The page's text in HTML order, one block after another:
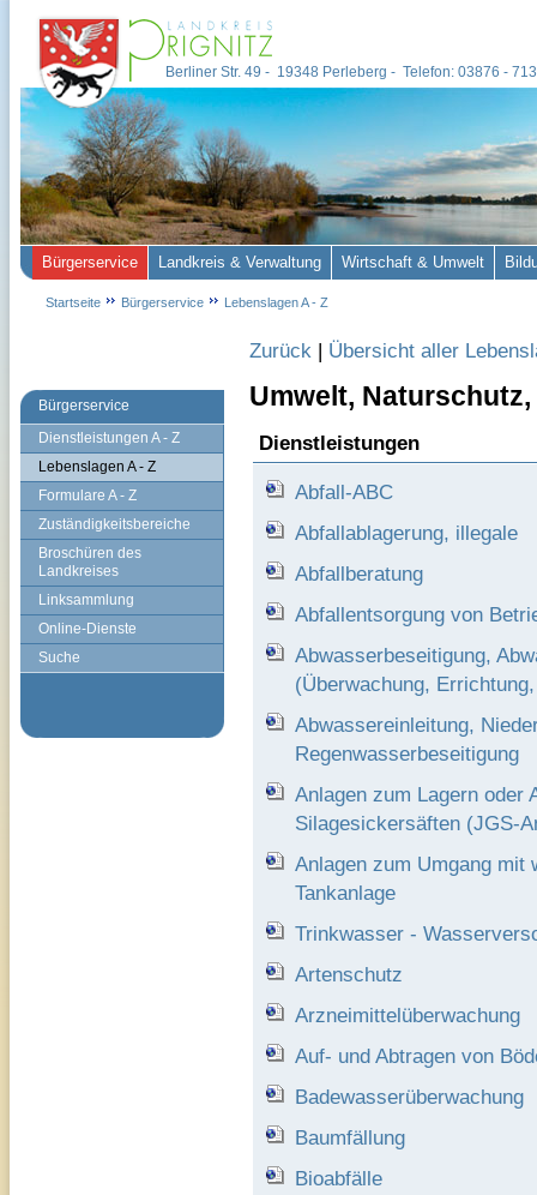
Bürgerservice
Dienstleistungen A - Z
Lebenslagen A - Z
Formulare A - Z
Zuständigkeitsbereiche
Broschüren des
Landkreises
Linksammlung
Online-Dienste
Suche
Zurück | Übersicht aller
Umwelt,
Dienstleistungen
Abfall-ABC
Abfallablagerung, illegale
Abfallberatung
Abfallentsorgung von
Abwasserbeseitigung,
(Überwachung,
Abwassereinleitung,
Regenwasserbeseitigung
Anlagen zum Lagern oder
Silagesickersäften (JGS-
Anlagen zum Umgang mit
Tankanlage
Trinkwasser -
Artenschutz
Arzneimittelüberwachung
Auf- und Abtragen von
Badewasserüberwachung
Baumfällung
Bioabfälle
Berliner Str. 49 - 19348 Perleberg - Telefon: 03876 -
Bürgerservice Landkreis & Verwaltung Wirtschaft & Umwelt
Startseite Bürgerservice Lebenslagen A - Z